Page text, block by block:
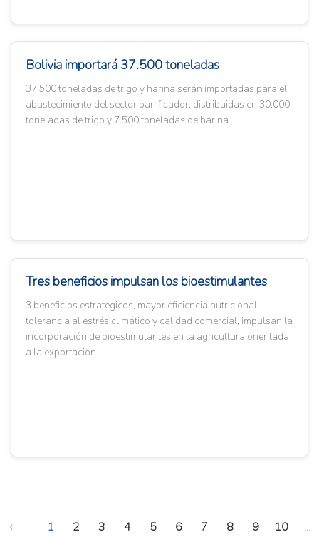
Bolivia importará 37.500 toneladas
37.500 toneladas de trigo y harina serán importadas para el
abastecimiento del sector panificador, distribuidas en 30.000
toneladas de trigo y 7.500 toneladas de harina.
Tres beneficios impulsan los bioestimulantes
3 beneficios estratégicos, mayor eficiencia nutricional,
tolerancia al estrés climático y calidad comercial, impulsan la
incorporación de bioestimulantes en la agricultura orientada
a la exportación.
‹ 1 2 3 4 5 6 7 8 9 10 ...